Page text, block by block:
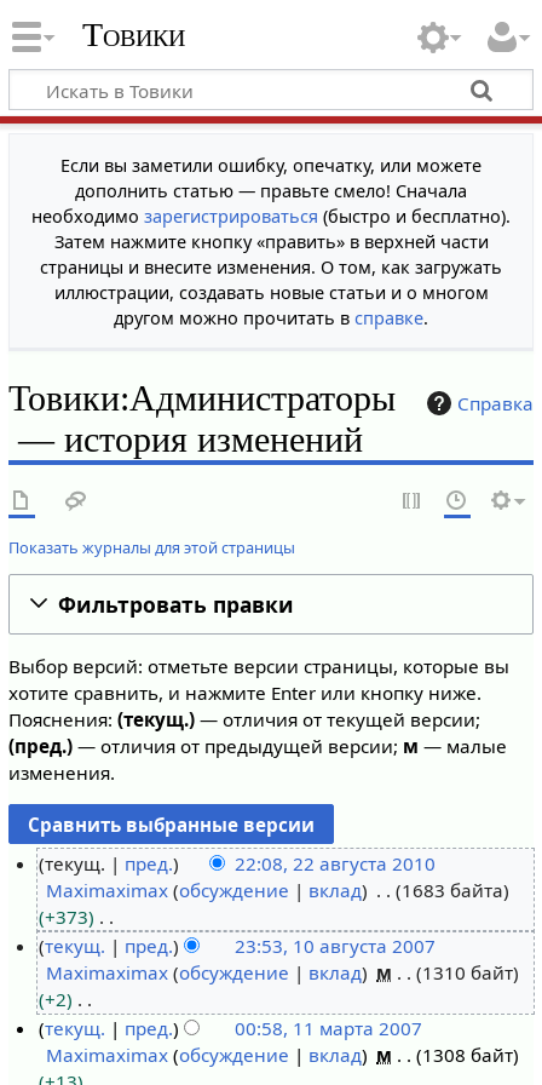
Товики
Если вы заметили ошибку, опечатку, или можете
дополнить статью — правьте смело! Сначала
необходимо зарегистрироваться (быстро и бесплатно).
Затем нажмите кнопку «править» в верхней части
страницы и внесите изменения. О том, как загружать
иллюстрации, создавать новые статьи и о многом
другом можно прочитать в справке.
Справка
Товики:Администраторы
— история изменений
Показать журналы для этой страницы
Фильтровать правки
Выбор версий: отметьте версии страницы, которые вы
хотите сравнить, и нажмите Enter или кнопку ниже.
Пояснения: (текущ.)— отличия от текущей версии;
(пред.)— отличия от предыдущей версии; м — малые
изменения.
а
у
текущ. пред.
22:08, 22 августа 2010
Maximaximax обсуждение вклад
1683 байта
+373
Н
е
т
о
п
и
а
текущ. пред.
23:53, 10 августа 2007
Maximaximax обсуждение вклад м
1310 байт
+2
Н
е
т
текущ. пред.
00:58, 11 марта 2007
Maximaximax обсуждение вклад м
1308 байт